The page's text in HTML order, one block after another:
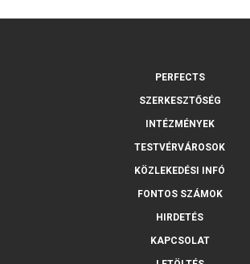
PERFECTS
SZERKESZTŐSÉG
INTÉZMÉNYEK
TESTVÉRVÁROSOK
KÖZLEKEDÉSI INFÓ
FONTOS SZÁMOK
HIRDETÉS
KAPCSOLAT